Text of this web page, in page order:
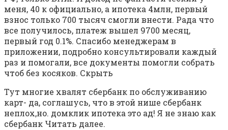
меня, 40 к официально, а ипотека 4млн, первый
взнос только 700 тысяч смогли внести. Рада что
все получилось, платеж вышел 9700 месяц,
первый год 0.1%. Спасибо менеджерам в
приложении, подробно консультировали каждый
раз и помогали, все документы помогли собрать
чтоб без косяков. Скрыть
Тут многие хвалят сбербанк по обслуживанию
карт- да, соглашусь, что в этой нише сбербанк
неплох,но. домклик ипотека это ад! Я не знаю как
сбербанк Читать далее.